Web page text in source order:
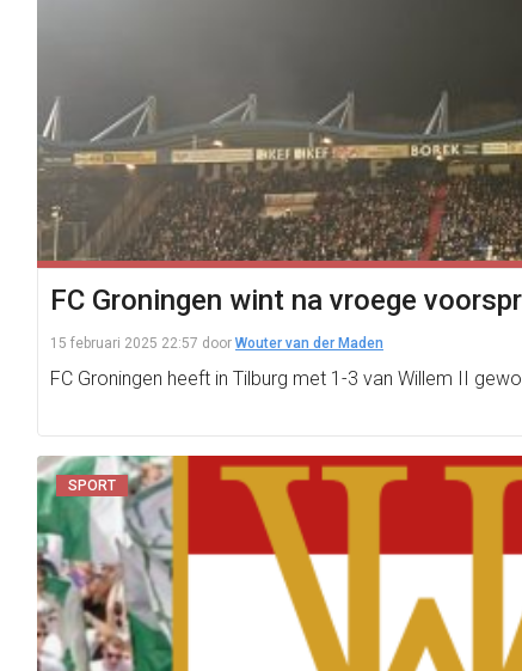
FC Groningen wint na vroege
15 februari 2025 22:57 door Wouter van der Maden
FC Groningen heeft in Tilburg met 1-3 van Willem II
SPORT